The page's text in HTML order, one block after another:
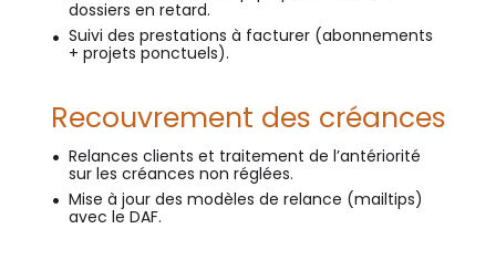
dossiers en retard.
Suivi des prestations à facturer (abonnements
+ projets ponctuels).
Recouvrement des créances
Relances clients et traitement de l’antériorité
sur les créances non réglées.
Mise à jour des modèles de relance (mailtips)
avec le DAF.